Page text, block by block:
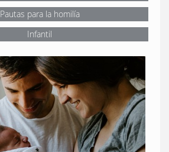
Pautas para la homilía
Infantil